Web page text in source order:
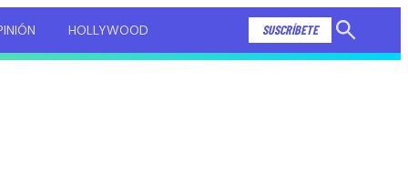
HOLLYWOOD SUSCRÍBETE
Mostrar